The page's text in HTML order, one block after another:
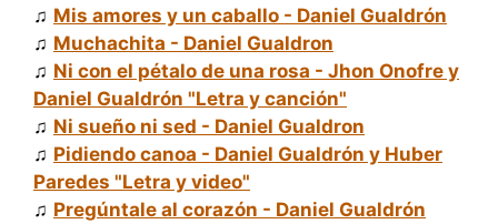
♫ Mis amores y un caballo - Daniel Gualdrón
♫ Muchachita - Daniel Gualdron
♫ Ni con el pétalo de una rosa - Jhon Onofre y
Daniel Gualdrón "Letra y canción"
♫ Ni sueño ni sed - Daniel Gualdron
♫ Pidiendo canoa - Daniel Gualdrón y Huber
Paredes "Letra y video"
♫ Pregúntale al corazón - Daniel Gualdrón